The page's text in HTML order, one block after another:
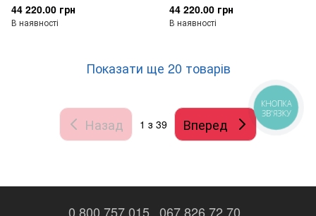
44 220.00 грн
В наявності
44 220.00 грн
В наявності
Показати ще 20 товарів
Назад 1 з 39 Вперед
0 800 757 015 067 826 72 70
КНОПКА
ЗВ'ЯЗКУ